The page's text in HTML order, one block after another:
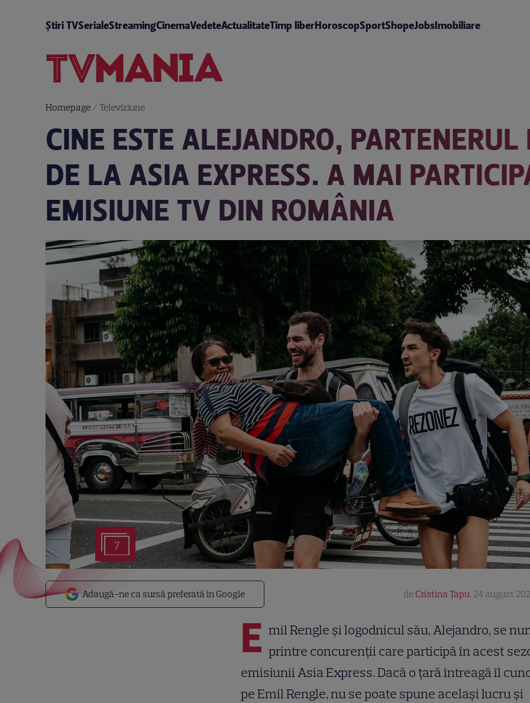
Știri TVSerialeStreamingCinemaVedeteActualitateTimp liberHoroscopSportShopeJobsImobiliare
Homepage/ Televiziune
CINE ESTE ALEJANDRO,
DE LA ASIA EXPRESS. A MAI
EMISIUNE TV DIN ROMÂNIA
7
Adaugă-ne ca sursă preferată în Google de Cristina Țapu, 24 august
E mil Rengle și logodnicul său, Alejandro, se
printre concurenții care participă în acest
emisiunii Asia Express. Dacă o țară întreagă îl
pe Emil Rengle, nu se poate spune același lucru și